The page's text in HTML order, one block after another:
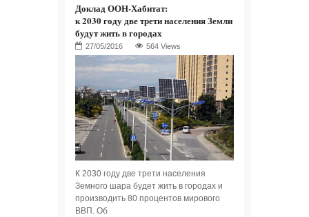
Доклад ООН-Хабитат:
к 2030 году две трети населения Земли
будут жить в городах
564 Views
К 2030 году две трети населения
Земного шара будет жить в городах и
производить 80 процентов мирового
ВВП. Об